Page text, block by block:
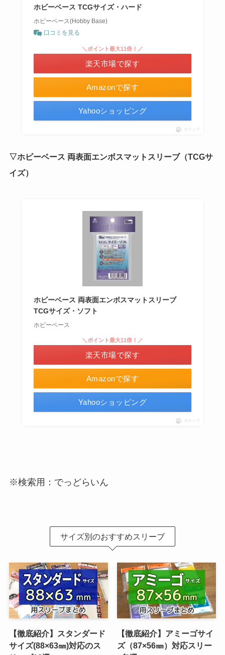
ホビーベース TCGサイズ・ハード
ホビーベース(Hobby Base)
口コミを見る
Amazonで探す
＼ポイント最大11倍！／
楽天市場で探す
Yahooショッピング
ポチップ
▽ホビーベース 両表面エンボスマットスリーブ（TCGサ
イズ）
ホビーベース 両表面エンボスマットスリーブ
TCGサイズ・ソフト
ホビーベース
Amazonで探す
＼ポイント最大11倍！／
楽天市場で探す
Yahooショッピング
ポチップ
※検索用：でっどらいん
サイズ別のおすすめスリーブ
【徹底紹介】スタンダード
サイズ(88×63㎜)対応のス
【徹底紹介】アミーゴサイ
ズ（87×56㎜）対応スリー